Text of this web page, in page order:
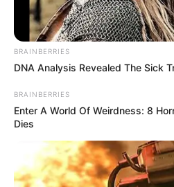
BRAINBERRIES
DNA Analysis Revealed The Sick
BRAINBERRIES
Enter A World Of Weirdness: 8
Dies